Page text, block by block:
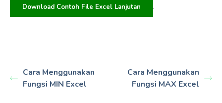
Download Contoh File Excel Lanjutan .
Cara Menggunakan
Fungsi MIN Excel
Cara Menggunakan
Fungsi MAX Excel